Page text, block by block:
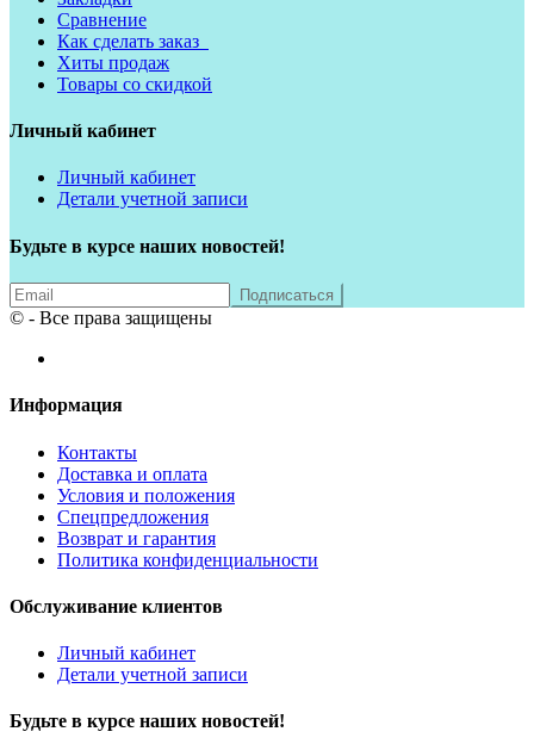
Сравнение
Как сделать заказ
Хиты продаж
Товары со скидкой
Личный кабинет
Личный кабинет
Детали учетной записи
Будьте в курсе наших новостей!
© - Все права защищены
Информация
Контакты
Доставка и оплата
Условия и положения
Спецпредложения
Возврат и гарантия
Политика конфиденциальности
Обслуживание клиентов
Личный кабинет
Детали учетной записи
Будьте в курсе наших новостей!